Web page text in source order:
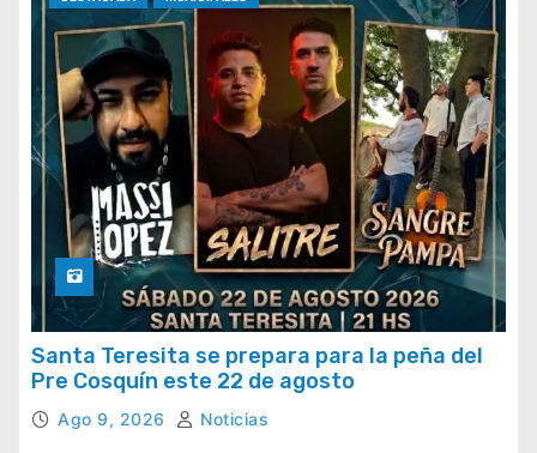
Santa Teresita se prepara para la peña del
Pre Cosquín este 22 de agosto
Ago 9, 2026 Noticias